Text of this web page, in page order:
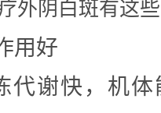
外阴白斑有这
用好
代谢快，机